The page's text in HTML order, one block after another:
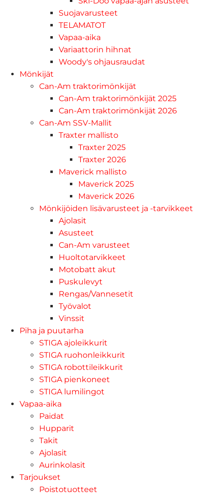
Suojavarusteet
TELAMATOT
Vapaa-aika
Variaattorin hihnat
Woody's ohjausraudat
Mönkijät
Can-Am traktorimönkijät
Can-Am traktorimönkijät 2025
Can-Am traktorimönkijät 2026
Can-Am SSV-Mallit
Traxter mallisto
Traxter 2025
Traxter 2026
Maverick mallisto
Maverick 2025
Maverick 2026
Mönkijöiden lisävarusteet ja -tarvikkeet
Ajolasit
Asusteet
Can-Am varusteet
Huoltotarvikkeet
Motobatt akut
Puskulevyt
Rengas/Vannesetit
Työvalot
Vinssit
Piha ja puutarha
STIGA ajoleikkurit
STIGA ruohonleikkurit
STIGA robottileikkurit
STIGA pienkoneet
STIGA lumilingot
Vapaa-aika
Paidat
Hupparit
Takit
Ajolasit
Aurinkolasit
Tarjoukset
Poistotuotteet